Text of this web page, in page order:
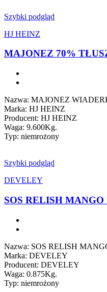
Szybki podgląd
HJ HEINZ
MAJONEZ 70%
Nazwa: MAJONEZ
Marka: HJ HEINZ
Producent: HJ HEINZ
Waga: 9.600Kg.
Typ: niemrożony
Szybki podgląd
DEVELEY
SOS RELISH
Nazwa: SOS RELISH
Marka: DEVELEY
Producent: DEVELEY
Waga: 0.875Kg.
Typ: niemrożony